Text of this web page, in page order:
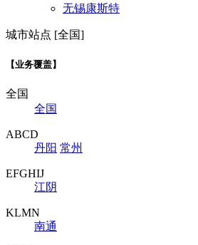
无锡康斯特
城市站点 [全国]
【业务覆盖】
全国
全国
ABCD
丹阳 常州
EFGHIJ
江阴
KLMN
南通